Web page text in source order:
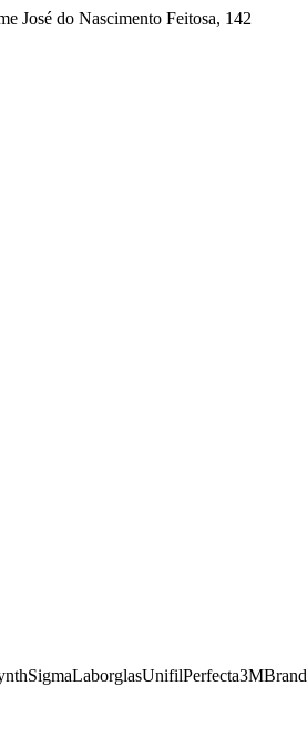
José do Nascimento Feitosa, 142
SigmaLaborglasUnifilPerfecta3MBrand